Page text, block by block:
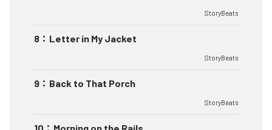
StoryBeats
8 ： Letter in My Jacket
StoryBeats
9 ： Back to That Porch
StoryBeats